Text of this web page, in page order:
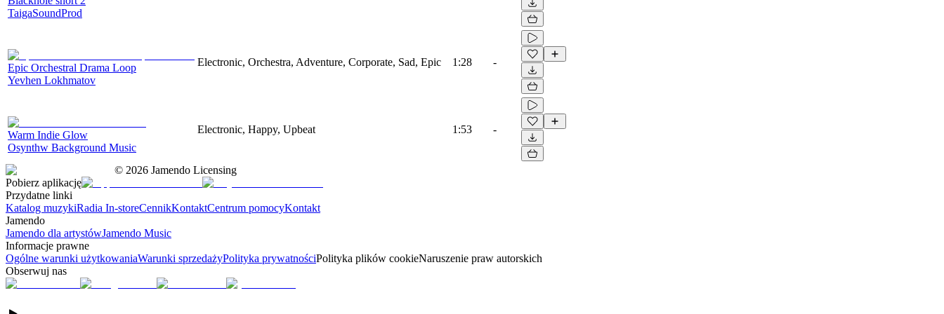
TaigaSoundProd
Epic Orchestral Drama Loop
Yevhen Lokhmatov
Electronic, Orchestra, Adventure, Corporate, Sad, Epic 1:28 -
Warm Indie Glow
Osynthw Background Music
Electronic, Happy, Upbeat 1:53 -
© 2026 Jamendo Licensing
Pobierz aplikację
Przydatne linki
Katalog muzykiRadia In-storeCennikKontaktCentrum pomocyKontakt
Jamendo
Jamendo dla artystówJamendo Music
Informacje prawne
Ogólne warunki użytkowaniaWarunki sprzedażyPolityka prywatnościPolityka plików cookieNaruszenie praw autorskich
Obserwuj nas